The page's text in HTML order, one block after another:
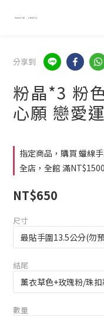
分享到
粉晶*3 粉
心願 戀愛運
指定商品，購買 蠟線
全店，全館 滿
NT$650
尺寸
結尾
數量